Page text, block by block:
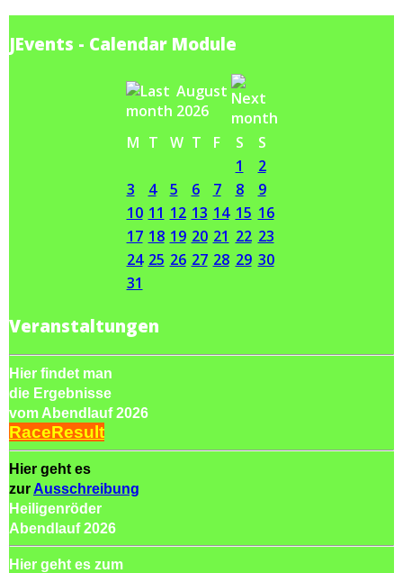
JEvents - Calendar Module
August
2026
M T W T F S
S
1
2
3
4 5 6 7 8
9
10 11 12 13 14 15 16
17 18 19 20 21 22 23
24 25 26 27 28 29 30
31
Veranstaltungen
Hier findet man
die Ergebnisse
vom Abendlauf 2026
RaceResult
Hier geht es
zurAusschreibung
Heiligenröder
Abendlauf 2026
Hier geht es zum